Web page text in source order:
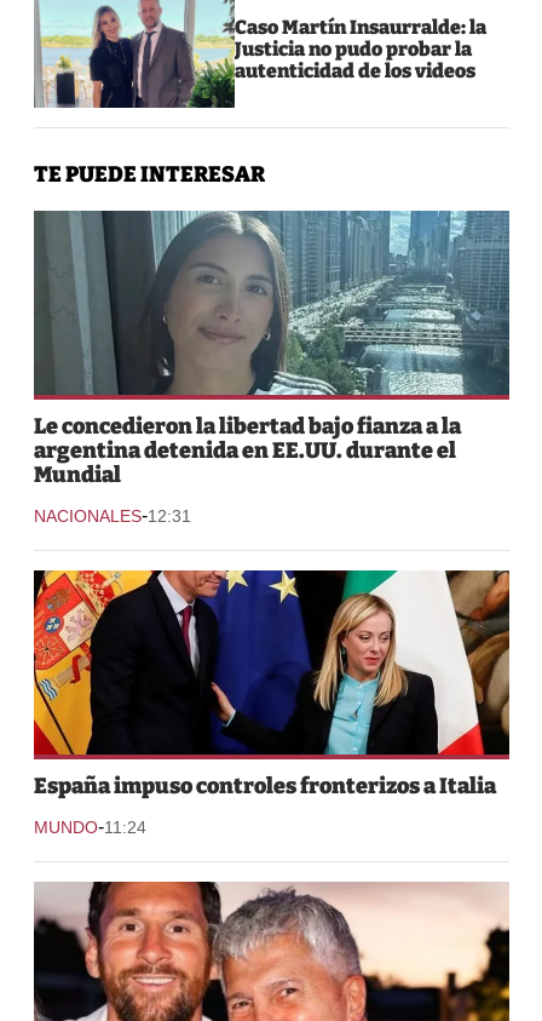
Caso Martín Insaurralde: la
Justicia no pudo probar la
autenticidad de los videos
TE PUEDE INTERESAR
Le concedieron la libertad bajo fianza a la
argentina detenida en EE.UU. durante el
Mundial
NACIONALES-12:31
España impuso controles fronterizos a Italia
MUNDO-11:24